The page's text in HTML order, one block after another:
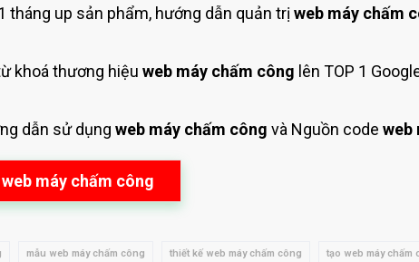
tháng up sản phẩm, hướng dẫn quản trị web máy chấm
khoá thương hiệu web máy chấm công lên TOP 1
dẫn sử dụng web máy chấm công và Nguồn code web
máy chấm công
mẫu web máy chấm công thiết kế web máy chấm công tạo web máy chấm